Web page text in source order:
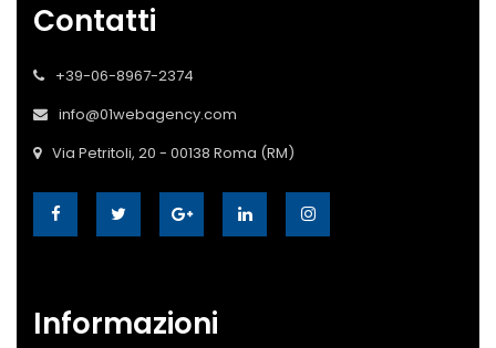
Contatti
+39-06-8967-2374
info@01webagency.com
Via Petritoli, 20 - 00138 Roma (RM)
Informazioni